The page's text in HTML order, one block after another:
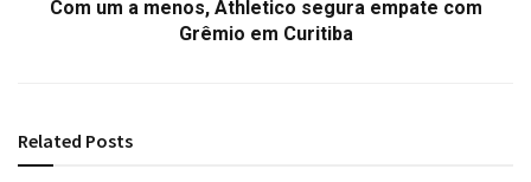
Com um a menos, Athletico segura empate com
Grêmio em Curitiba
Related Posts